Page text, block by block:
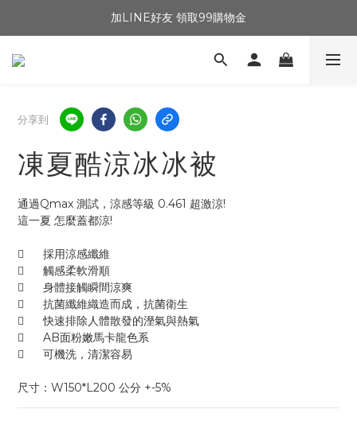
加LINE好友 領取99購物金
分享到
凍夏酷涼冰冰被
通過Qmax 測試，涼感等級 0.461 超激涼!
這一夏 怎麼蓋都涼!
	採用涼感纖維
	觸感柔軟滑順
	身體接觸瞬間涼爽
	抗菌纖維織造而成，抗菌衛生
	快速排除人體散發的溼氣與熱氣
	AB面粉嫩馬卡龍色系
	可機洗，清潔容易
尺寸：W150*L200 公分 +-5%